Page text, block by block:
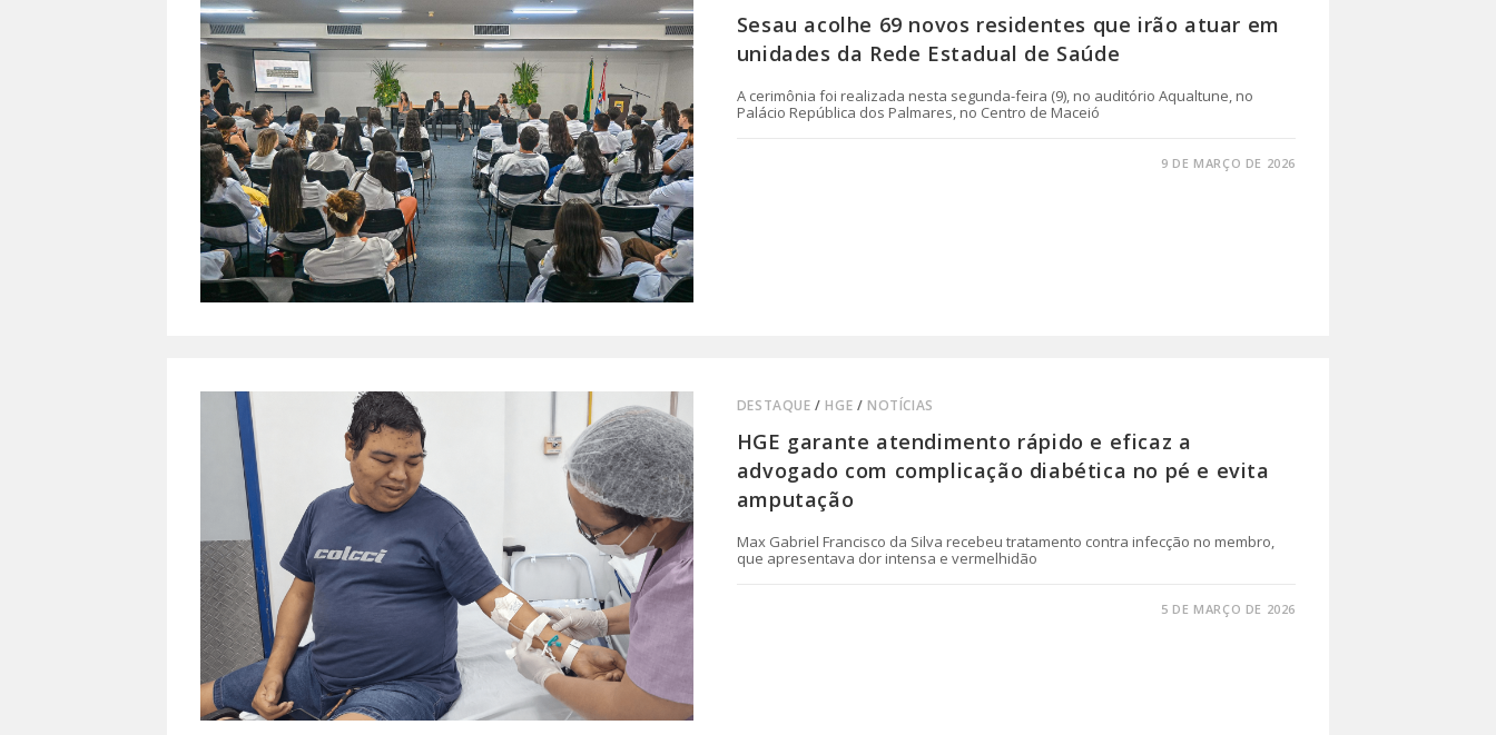
Sesau acolhe 69 novos residentes que irão atuar em
unidades da Rede Estadual de Saúde
A cerimônia foi realizada nesta segunda-feira (9), no auditório Aqualtune, no
Palácio República dos Palmares, no Centro de Maceió
9 DE MARÇO DE 2026
DESTAQUE /HGE /NOTÍCIAS
HGE garante atendimento rápido e eficaz a
advogado com complicação diabética no pé e evita
amputação
Max Gabriel Francisco da Silva recebeu tratamento contra infecção no membro,
que apresentava dor intensa e vermelhidão
5 DE MARÇO DE 2026